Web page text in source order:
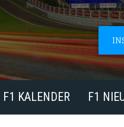
F1 KALENDER F1